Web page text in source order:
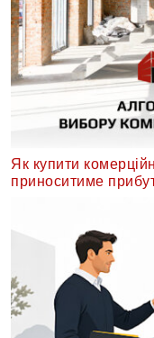
Як купити
приноситиме